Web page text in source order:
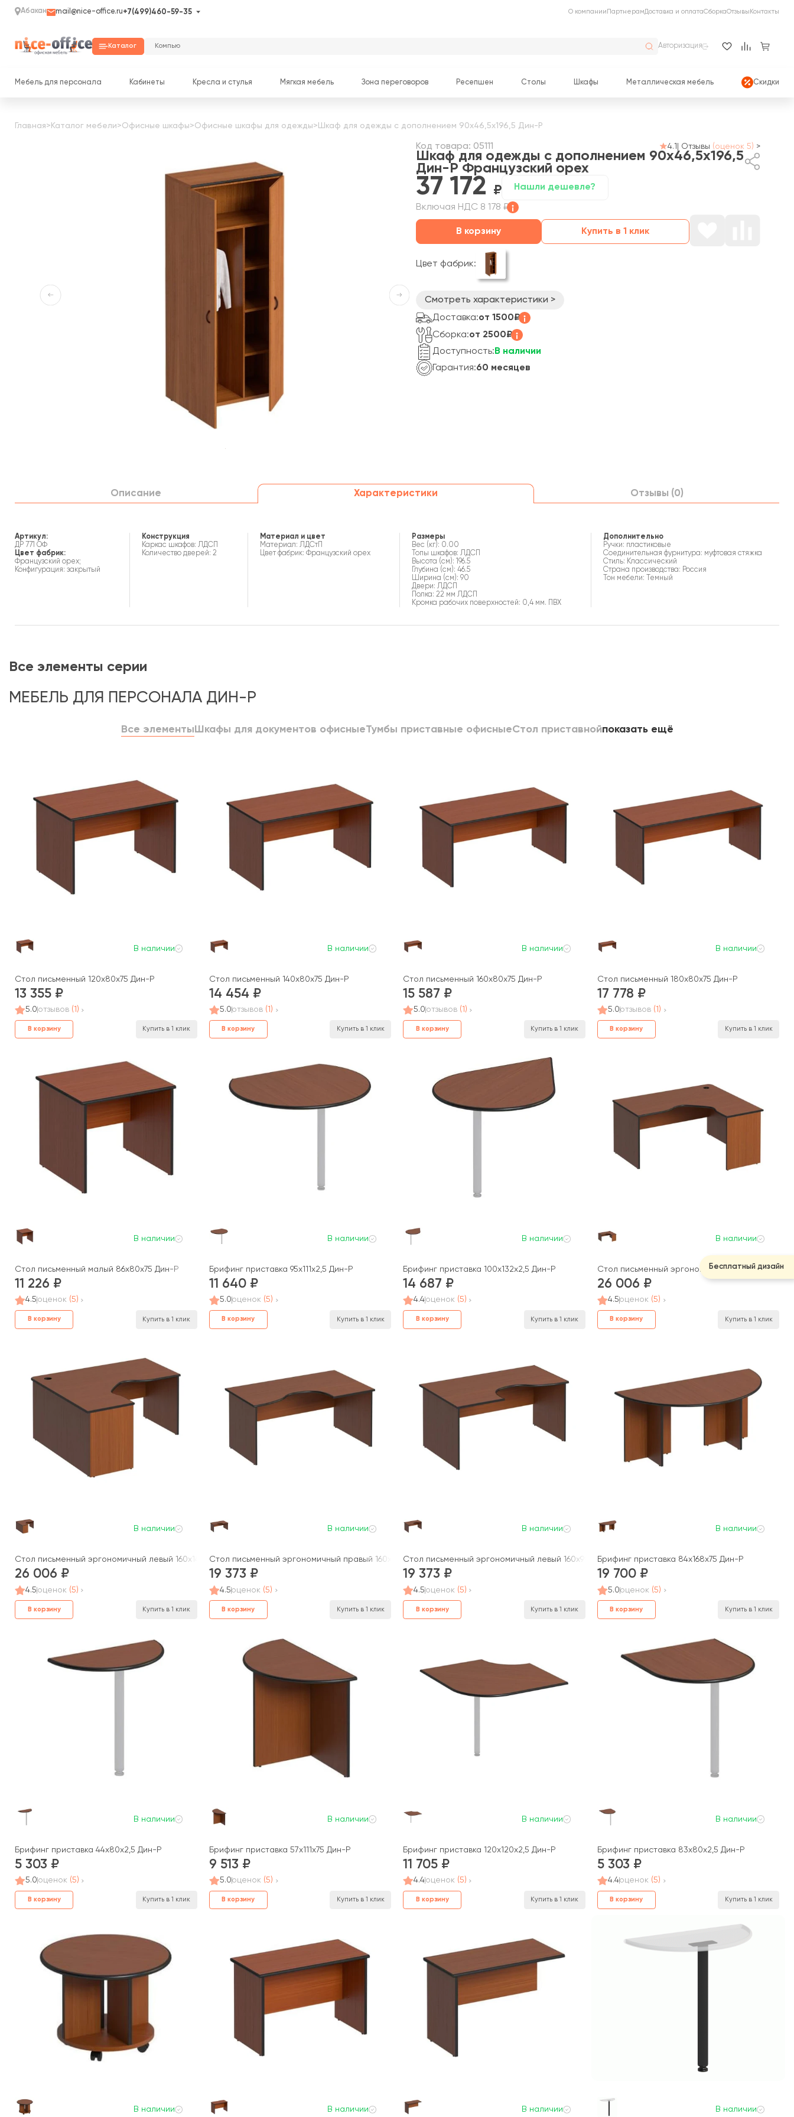
Абакан mail@nice-office.ru+7(499)460-59-35 О компании ПартнерамДоставка и оплатаСборкаОтзывы Контакты
Каталог Авторизация
Мебель для персонала Кабинеты Кресла и стулья Мягкая мебель Зона переговоров Ресепшен Столы Шкафы Металлическая мебель Скидки
Главная> Каталог мебели>Офисные шкафы>Офисные шкафы для одежды> Шкаф для одежды с дополнением 90x46,5x196,5 Дин-Р
Код товара: 05111 4.1 Отзывы (оценок 5) >
Шкаф для одежды с дополнением 90x46,5x196,5
Дин-Р Французский орех
37 172 Нашли дешевле?
Включая НДС 8 178 ₽
В корзину Купить в 1 клик
Цвет фабрик:
Смотреть характеристики >
Доставка:от 1500₽
Сборка:от 2500₽
Доступность: В наличии
Гарантия:60 месяцев
Описание Характеристики Отзывы (0)
Артикул:
ДР 771 ОФ
Цвет фабрик:
Французский орех;
Конфигурация: закрытый
Конструкция
Каркас шкафов: ЛДСП
Количество дверей: 2
Материал и цвет
Материал: ЛДСтП
Цвет фабрик: Французский орех
Размеры
Вес (кг): 0.00
Топы шкафов: ЛДСП
Высота (см): 196.5
Глубина (см): 46.5
Ширина (см): 90
Двери: ЛДСП
Полка: 22 мм ЛДСП
Кромка рабочих поверхностей: 0,4 мм. ПВХ
Дополнительно
Ручки: пластиковые
Соединительная фурнитура: муфтовая стяжка
Стиль: Классический
Страна производства: Россия
Тон мебели: Темный
Все элементы серии
МЕБЕЛЬ ДЛЯ ПЕРСОНАЛА ДИН-Р
Все элементы Шкафы для документов офисныеТумбы приставные офисныеСтол приставнойпоказать ещё
В наличии
Стол письменный 120x80x75 Дин-Р
13 355
5.0 отзывов (1)
В корзину Купить в 1 клик
В наличии
Стол письменный 140x80x75 Дин-Р
14 454
5.0отзывов (1)
В корзину Купить в 1 клик
В наличии
Стол письменный 160x80x75 Дин-Р
15 587
5.0 отзывов (1)
В корзину Купить в 1 клик
В наличии
Стол письменный 180x80x75 Дин-Р
17 778
5.0отзывов (1)
В корзину Купить в 1 клик
В наличии
Стол письменный малый 86x80x75 Дин-Р
11 226
4.5 оценок (5)
В корзину Купить в 1 клик
В наличии
Брифинг приставка 95x111x2,5 Дин-Р
11 640
5.0оценок (5)
В корзину Купить в 1 клик
В наличии
Брифинг приставка 100x132x2,5 Дин-Р
14 687
4.4оценок (5)
В корзину Купить в 1 клик
В наличии
Стол письменный эргономичный правый
26 006
4.5оценок (5)
В корзину Купить в 1 клик
В наличии
Стол письменный эргономичный левый 160x140x75 Дин-Р
26 006
4.5оценок (5)
В корзину Купить в 1 клик
В наличии
Стол письменный эргономичный правый 160x98x75 Дин-Р
19 373
4.5оценок (5)
В корзину Купить в 1 клик
В наличии
Стол письменный эргономичный левый 160x98x75 Дин-Р
19 373
4.5оценок (5)
В корзину Купить в 1 клик
В наличии
Брифинг приставка 84x168x75 Дин-Р
19 700
5.0оценок (5)
В корзину Купить в 1 клик
В наличии
Брифинг приставка 44x80x2,5 Дин-Р
5 303
5.0 оценок (5)
В корзину Купить в 1 клик
В наличии
Брифинг приставка 57x111x75 Дин-Р
9 513
5.0оценок (5)
В корзину Купить в 1 клик
В наличии
Брифинг приставка 120x120x2,5 Дин-Р
11 705
4.4оценок (5)
В корзину Купить в 1 клик
В наличии
Брифинг приставка 83x80x2,5 Дин-Р
5 303
4.4оценок (5)
В корзину Купить в 1 клик
В наличии В наличии В наличии В наличии
Бесплатный дизайн